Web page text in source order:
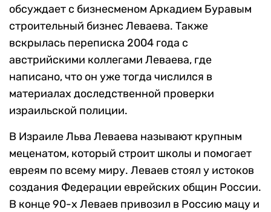
обсуждает с бизнесменом Аркадием Буравым
строительный бизнес Леваева. Также
вскрылась переписка 2004 года с
австрийскими коллегами Леваева, где
написано, что он уже тогда числился в
материалах доследственной проверки
израильской полиции.
В Израиле Льва Леваева называют крупным
меценатом, который строит школы и помогает
евреям по всему миру. Леваев стоял у истоков
создания Федерации еврейских общин России.
В конце 90-х Леваев привозил в Россию мацу и